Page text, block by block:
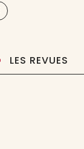
LES REVUES